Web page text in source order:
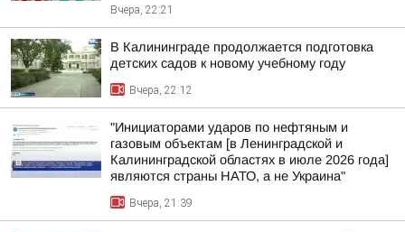
Вчера, 22:21
В Калининграде продолжается подготовка
детских садов к новому учебному году
Вчера, 22:12
"Инициаторами ударов по нефтяным и
газовым объектам [в Ленинградской и
Калининградской областях в июле 2026 года]
являются страны НАТО, а не Украина"
Вчера, 21:39